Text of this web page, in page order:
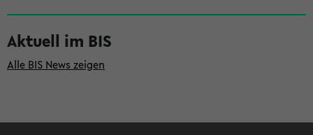
t
e
Aktuell im BIS
Alle BIS News zeigen